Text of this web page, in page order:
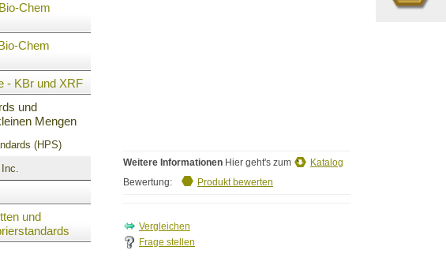
Chem
Chem
- KBr und XRF
und
Mengen
(HPS)
und
Weitere Informationen Hier geht's zum
Katalog
Bewertung:
Produkt bewerten
Frage stellen